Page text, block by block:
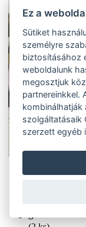
XS
S
Ez a
Sütiket
személyre
biztosításához
weboldalunk
megosztjuk
partnereinkkel.
kombinálhatják
szolgáltatásaik
szerzett egyéb